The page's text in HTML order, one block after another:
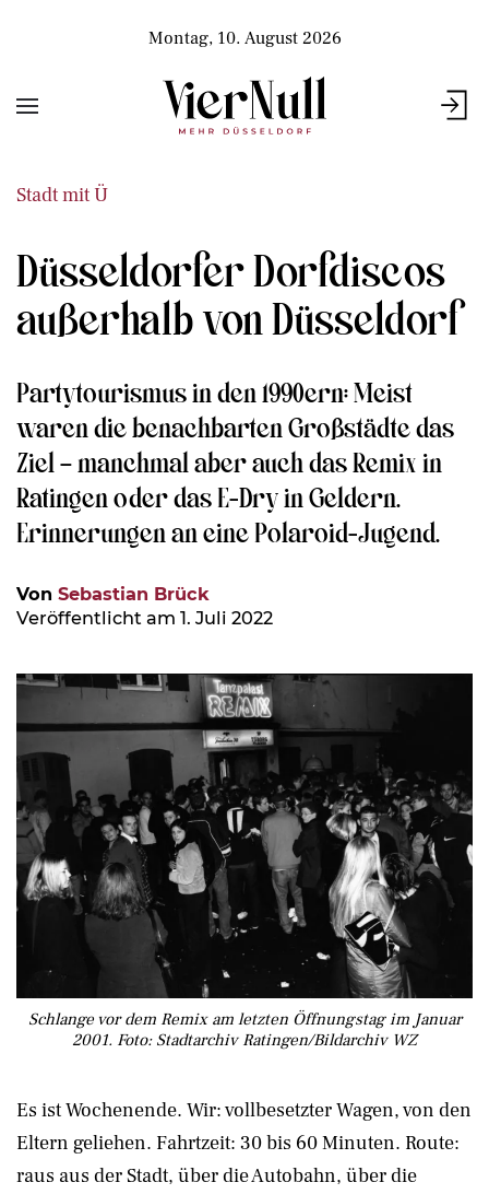
Montag, 10. August 2026
Stadt mit Ü
Düsseldorfer Dorfdiscos
außerhalb von Düsseldorf
Partytourismus in den 1990ern: Meist
waren die benachbarten Großstädte das
Ziel – manchmal aber auch das Remix in
Ratingen oder das E-Dry in Geldern.
Erinnerungen an eine Polaroid-Jugend.
Von Sebastian Brück
Veröffentlicht am 1. Juli 2022
Schlange vor dem Remix am letzten Öffnungstag im Januar
2001. Foto: Stadtarchiv Ratingen/Bildarchiv WZ
Es ist Wochenende. Wir: vollbesetzter Wagen, von den
Eltern geliehen. Fahrtzeit: 30 bis 60 Minuten. Route:
raus aus der Stadt, über die Autobahn, über die